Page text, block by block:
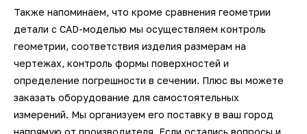
Также напоминаем, что кроме сравнения геометрии
детали с CAD-моделью мы осуществляем контроль
геометрии, соответствия изделия размерам на
чертежах, контроль формы поверхностей и
определение погрешности в сечении. Плюс вы можете
заказать оборудование для самостоятельных
измерений. Мы организуем его поставку в ваш город
напрямую от производителя. Если остались вопросы и
ПО GOM